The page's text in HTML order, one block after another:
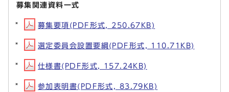
募集関連資料一式
募集要項(PDF形式, 250.67KB)
選定委員会設置要綱(PDF形式, 110.71KB)
仕様書(PDF形式, 157.24KB)
参加表明書(PDF形式, 83.79KB)